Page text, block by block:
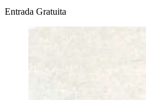
Entrada Gratuita